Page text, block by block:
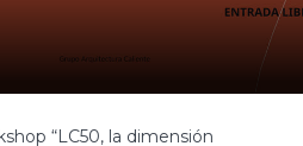
“LC50, la dimensión